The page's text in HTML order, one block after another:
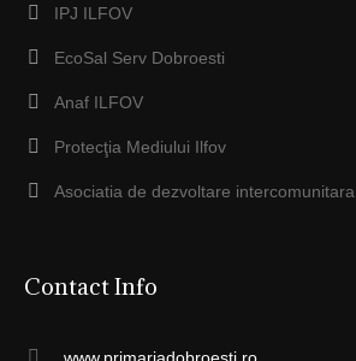
IPJ ILFOV
EcoSal Serv Dobroesti
Anaf ILFOV
Protecţia Mediului Ilfov
Asociatia de dezvoltare
Contact Info
www.primariadobroesti.ro